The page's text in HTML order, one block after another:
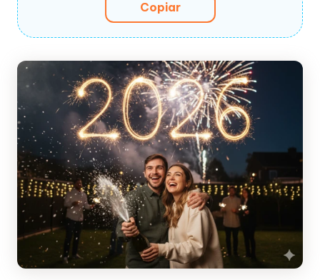
Copiar